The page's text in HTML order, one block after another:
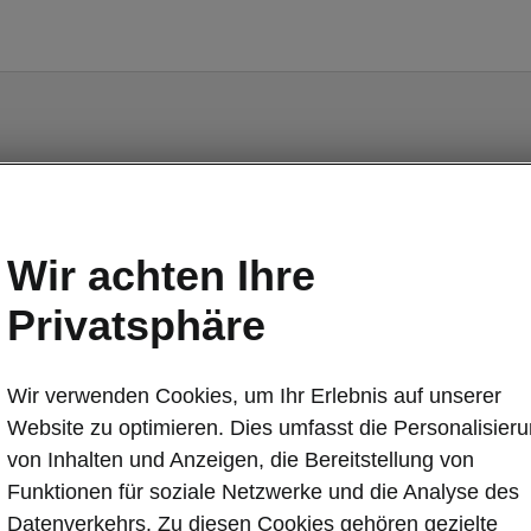
«Lane Assist»
Wir achten Ihre
Privatsphäre
Wir verwenden Cookies, um Ihr Erlebnis auf unserer
Website zu optimieren. Dies umfasst die
von Inhalten und Anzeigen, die Bereitstellung von
Funktionen für soziale Netzwerke und die Analyse des
Datenverkehrs. Zu diesen Cookies gehören gezielte